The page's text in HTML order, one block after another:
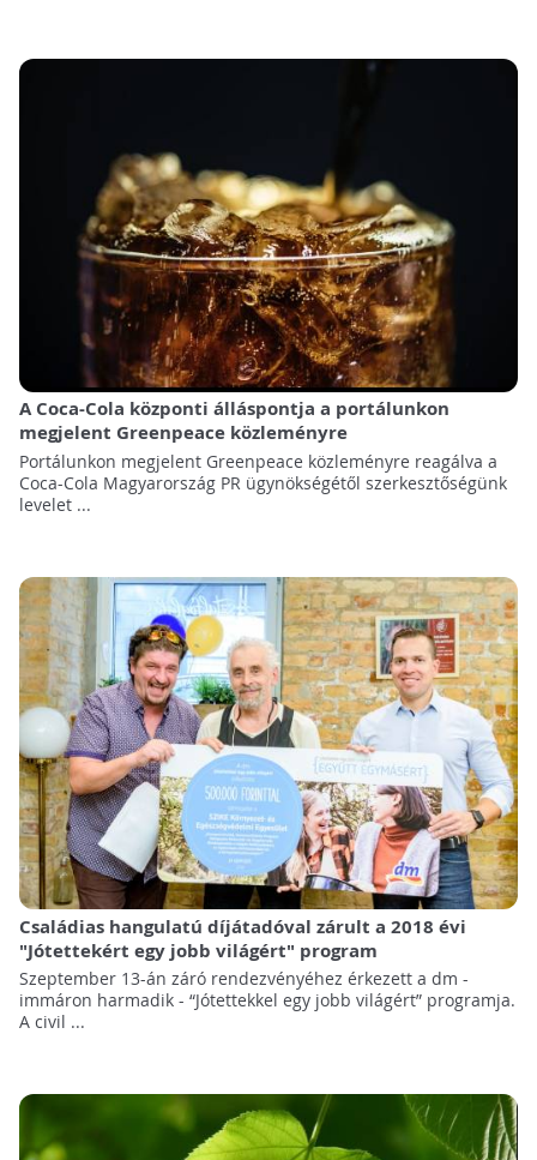
A Coca-Cola központi álláspontja a portálunkon
megjelent Greenpeace közleményre
Portálunkon megjelent Greenpeace közleményre reagálva a
Coca-Cola Magyarország PR ügynökségétől szerkesztőségünk
levelet ...
Családias hangulatú díjátadóval zárult a 2018 évi
"Jótettekért egy jobb világért" program
Szeptember 13-án záró rendezvényéhez érkezett a dm -
immáron harmadik - “Jótettekkel egy jobb világért” programja.
A civil ...